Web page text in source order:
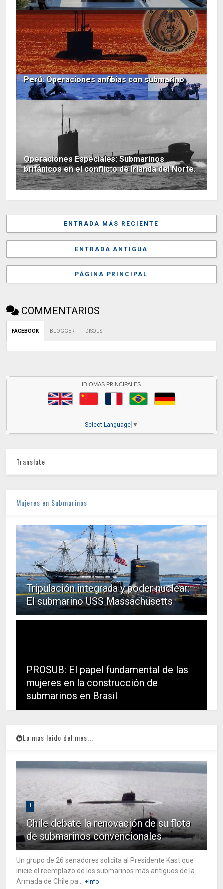
Perú: Operaciones anfibias con submarino
Operaciones Especiales: Submarinos
británicos en el conflicto de Irlanda del Norte.
ENTRADA MÁS RECIENTE
ENTRADA ANTIGUA
PÁGINA PRINCIPAL
COMMENTARIOS
FACEBOOK BLOGGER DISQUS
IDIOMAS PRINCIPALES
Select Language ▼
Translate
Mujeres en Submarinos
Tripulación integrada y poder nuclear:
El submarino USS Massachusetts
PROSUB: El papel fundamental de las
mujeres en la construcción de
submarinos en Brasil
Lo mas leido del mes...
1
Chile debate la renovación de su flota
de submarinos convencionales
Un grupo de 26 senadores solicita al Presidente Kast que
inicie el reemplazo de los submarinos más antiguos de la
Armada de Chile pa...
+Info